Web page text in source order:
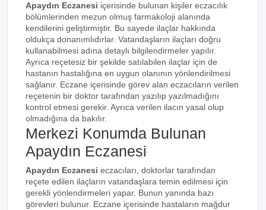
Apaydın Eczanesi içerisinde bulunan kişiler eczacılık
bölümlerinden mezun olmuş farmakoloji alanında
kendilerini geliştirmiştir. Bu sayede ilaçlar hakkında
oldukça donanımlıdırlar. Vatandaşların ilaçları doğru
kullanabilmesi adına detaylı bilgilendirmeler yapılır.
Ayrıca reçetesiz bir şekilde satılabilen ilaçlar için de
hastanın hastalığına en uygun olanının yönlendirilmesi
sağlanır. Eczane içerisinde görev alan eczacıların verilen
reçetenin bir doktor tarafından yazılıp yazılmadığını
kontrol etmesi gerekir. Ayrıca verilen ilacın yasal olup
olmadığına da bakılır.
Merkezi Konumda Bulunan
Apaydın Eczanesi
Apaydın Eczanesi eczacıları, doktorlar tarafından
reçete edilen ilaçların vatandaşlara temin edilmesi için
gerekli yönlendirmeleri yapar. Bunun yanında bazı
görevleri bulunur. Eczane içerisinde hastaların mağdur